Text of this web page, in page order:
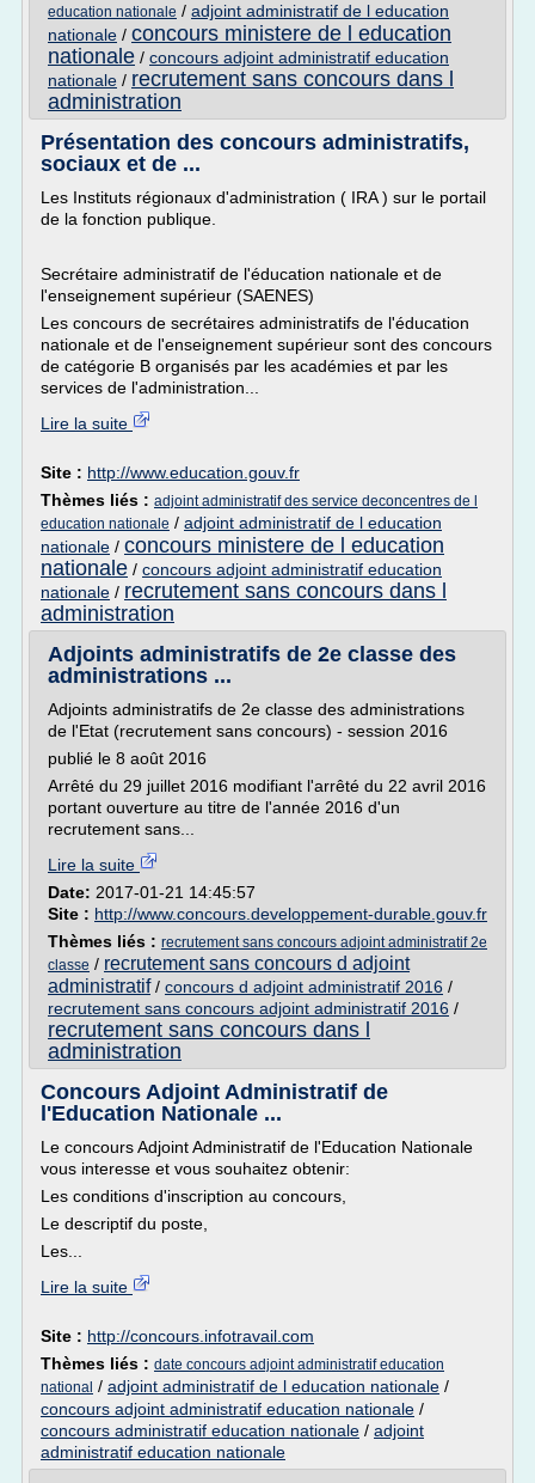
education nationale / adjoint administratif de l education
nationale / concours ministere de l education
nationale / concours adjoint administratif education
nationale / recrutement sans concours dans l
administration
Présentation des concours administratifs,
sociaux et de ...
Les Instituts régionaux d'administration ( IRA ) sur le portail
de la fonction publique.
Secrétaire administratif de l'éducation nationale et de
l'enseignement supérieur (SAENES)
Les concours de secrétaires administratifs de l'éducation
nationale et de l'enseignement supérieur sont des concours
de catégorie B organisés par les académies et par les
services de l'administration...
Lire la suite
Site : http://www.education.gouv.fr
Thèmes liés : adjoint administratif des service deconcentres de l
education nationale / adjoint administratif de l education
nationale / concours ministere de l education
nationale / concours adjoint administratif education
nationale / recrutement sans concours dans l
administration
Adjoints administratifs de 2e classe des
administrations ...
Adjoints administratifs de 2e classe des administrations
de l'Etat (recrutement sans concours) - session 2016
publié le 8 août 2016
Arrêté du 29 juillet 2016 modifiant l'arrêté du 22 avril 2016
portant ouverture au titre de l'année 2016 d'un
recrutement sans...
Lire la suite
Date: 2017-01-21 14:45:57
Site : http://www.concours.developpement-durable.gouv.fr
Thèmes liés : recrutement sans concours adjoint administratif 2e
classe / recrutement sans concours d adjoint
administratif/ concours d adjoint administratif 2016 /
recrutement sans concours adjoint administratif 2016 /
recrutement sans concours dans l
administration
Concours Adjoint Administratif de
l'Education Nationale ...
Le concours Adjoint Administratif de l'Education Nationale
vous interesse et vous souhaitez obtenir:
Les conditions d'inscription au concours,
Le descriptif du poste,
Les...
Lire la suite
Site : http://concours.infotravail.com
Thèmes liés : date concours adjoint administratif education
national / adjoint administratif de l education nationale /
concours adjoint administratif education nationale /
concours administratif education nationale / adjoint
administratif education nationale